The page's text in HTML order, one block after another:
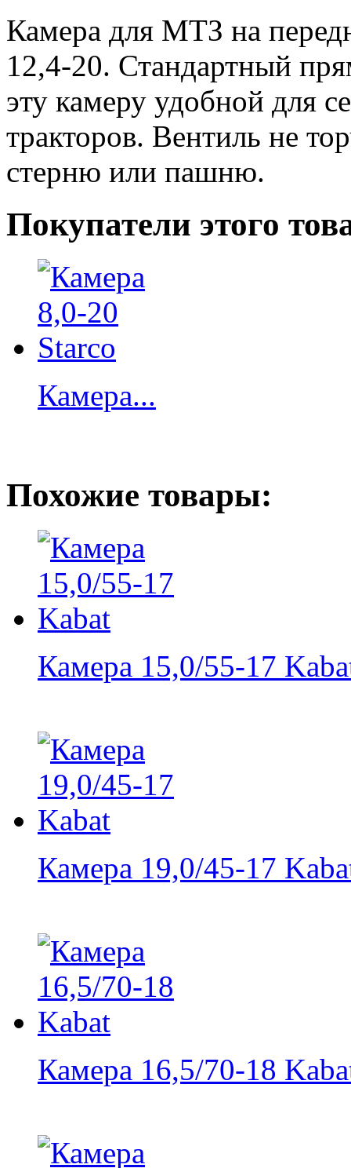
Камера для МТЗ на
12,4-20. Стандартный
эту камеру удобной для
тракторов. Вентиль не
стерню или пашню.
Покупатели этого
Камера...
Похожие товары:
Камера 15,0/55-17
Камера 19,0/45-17
Камера 16,5/70-18